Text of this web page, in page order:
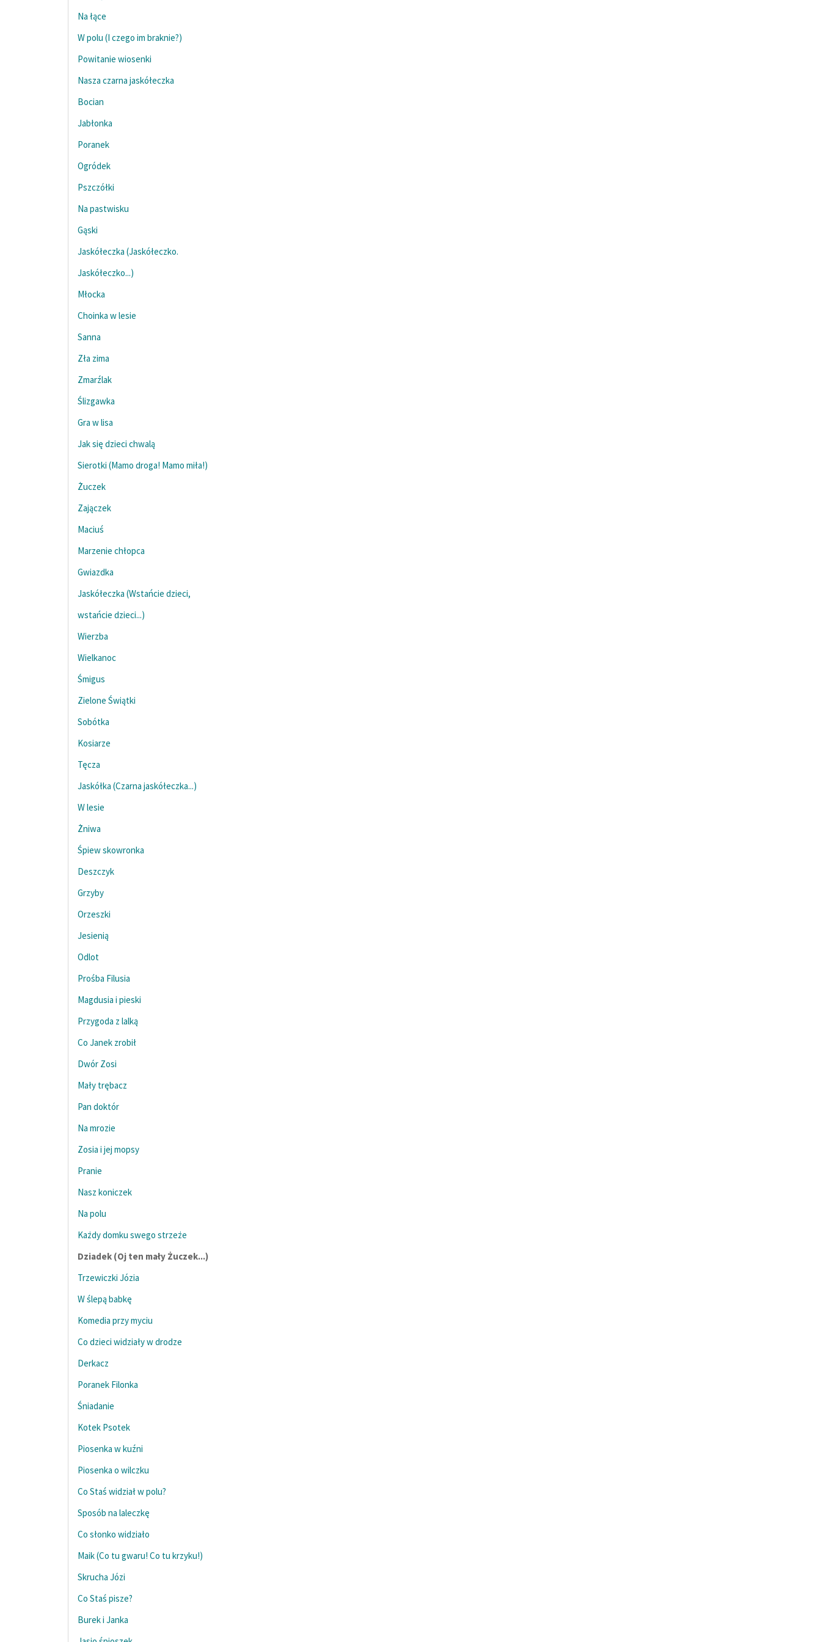
Na łące
W polu (I czego im braknie?)
Powitanie wiosenki
Nasza czarna jaskółeczka
Bocian
Jabłonka
Poranek
Ogródek
Pszczółki
Na pastwisku
Gąski
Jaskółeczka (Jaskółeczko.
Jaskółeczko...)
Młocka
Choinka w lesie
Sanna
Zła zima
Zmarźlak
Ślizgawka
Gra w lisa
Jak się dzieci chwalą
Sierotki (Mamo droga! Mamo miła!)
Żuczek
Zajączek
Maciuś
Marzenie chłopca
Gwiazdka
Jaskółeczka (Wstańcie dzieci,
wstańcie dzieci...)
Wierzba
Wielkanoc
Śmigus
Zielone Świątki
Sobótka
Kosiarze
Tęcza
Jaskółka (Czarna jaskółeczka...)
W lesie
Żniwa
Śpiew skowronka
Deszczyk
Grzyby
Orzeszki
Jesienią
Odlot
Prośba Filusia
Magdusia i pieski
Przygoda z lalką
Co Janek zrobił
Dwór Zosi
Mały trębacz
Pan doktór
Na mrozie
Zosia i jej mopsy
Pranie
Nasz koniczek
Na polu
Każdy domku swego strzeże
Dziadek (Oj ten mały Żuczek...)
Trzewiczki Józia
W ślepą babkę
Komedia przy myciu
Co dzieci widziały w drodze
Derkacz
Poranek Filonka
Śniadanie
Kotek Psotek
Piosenka w kuźni
Piosenka o wilczku
Co Staś widział w polu?
Sposób na laleczkę
Co słonko widziało
Maik (Co tu gwaru! Co tu krzyku!)
Skrucha Józi
Co Staś pisze?
Burek i Janka